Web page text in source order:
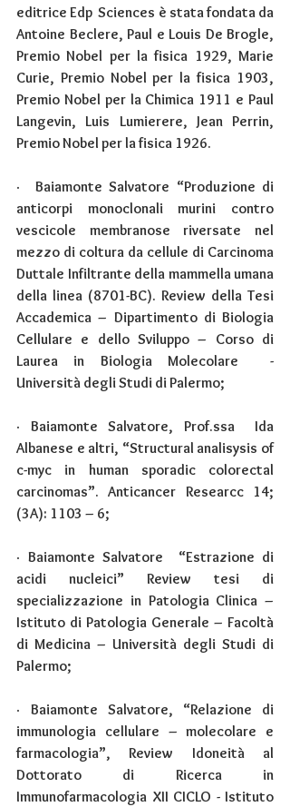
editrice Edp  Sciences è stata fondata da
Antoine Beclere, Paul e Louis De Brogle,
Premio Nobel per la fisica 1929, Marie
Curie, Premio Nobel per la fisica 1903,
Premio Nobel per la Chimica 1911 e Paul
Langevin, Luis Lumierere, Jean Perrin,
Premio Nobel per la fisica 1926.
· Baiamonte Salvatore “Produzione di
anticorpi monoclonali murini contro
vescicole membranose riversate nel
mezzo di coltura da cellule di Carcinoma
Duttale Infiltrante della mammella umana
della linea (8701-BC). Review della Tesi
Accademica – Dipartimento di Biologia
Cellulare e dello Sviluppo – Corso di
Laurea in Biologia Molecolare  -
Università degli Studi di Palermo;
· Baiamonte Salvatore, Prof.ssa  Ida
Albanese e altri, “Structural analisysis of
c-myc in human sporadic colorectal
carcinomas”. Anticancer Researcc 14;
(3A): 1103 – 6;
· Baiamonte Salvatore  “Estrazione di
acidi nucleici” Review tesi di
specializzazione in Patologia Clinica –
Istituto di Patologia Generale – Facoltà
di Medicina – Università degli Studi di
Palermo;
· Baiamonte Salvatore, “Relazione di
immunologia cellulare – molecolare e
farmacologia”, Review Idoneità al
Dottorato di Ricerca in
Immunofarmacologia XII CICLO - Istituto